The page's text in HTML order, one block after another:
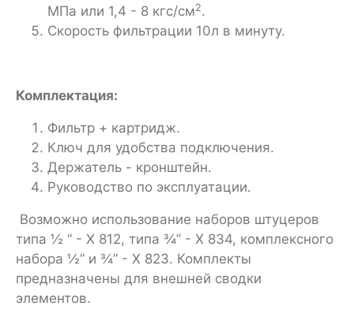
МПа или 1,4 - 8 кгс/см2.
Скорость фильтрации 10л в минуту.
Комплектация:
Фильтр + картридж.
Ключ для удобства подключения.
Держатель - кронштейн.
Руководство по эксплуатации.
Возможно использование наборов штуцеров
типа ½ “ - Х 812, типа ¾” - Х 834, комплексного
набора ½” и ¾” - Х 823. Комплекты
предназначены для внешней сводки
элементов.